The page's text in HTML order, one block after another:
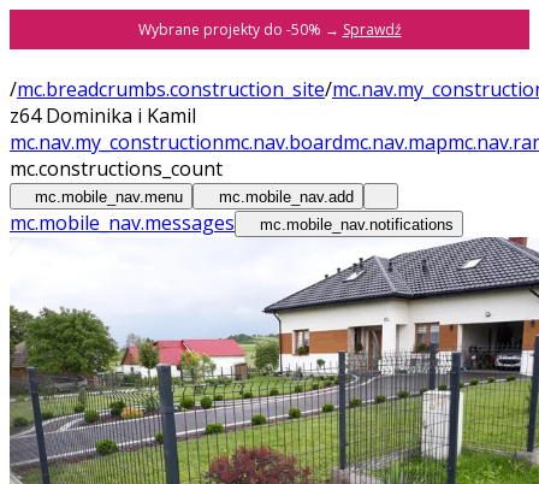
Wybrane projekty do -50% → Sprawdź
/mc.breadcrumbs.construction_site/
z64 Dominika i Kamil
mc.nav.my_constructionmc.nav.boardmc.nav.map
mc.constructions_count
mc.mobile_nav.menu mc.mobile_nav.add
mc.mobile_nav.messages mc.mobile_nav.notifications